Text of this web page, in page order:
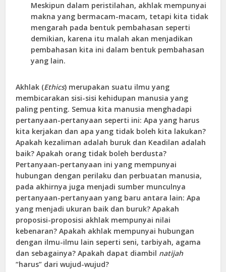
Meskipun dalam peristilahan, akhlak mempunyai
makna yang bermacam-macam, tetapi kita tidak
mengarah pada bentuk pembahasan seperti
demikian, karena itu malah akan menjadikan
pembahasan kita ini dalam bentuk pembahasan
yang lain.
Akhlak (Ethics) merupakan suatu ilmu yang
membicarakan sisi-sisi kehidupan manusia yang
paling penting. Semua kita manusia menghadapi
pertanyaan-pertanyaan seperti ini: Apa yang harus
kita kerjakan dan apa yang tidak boleh kita lakukan?
Apakah kezaliman adalah buruk dan Keadilan adalah
baik? Apakah orang tidak boleh berdusta?
Pertanyaan-pertanyaan ini yang mempunyai
hubungan dengan perilaku dan perbuatan manusia,
pada akhirnya juga menjadi sumber munculnya
pertanyaan-pertanyaan yang baru antara lain: Apa
yang menjadi ukuran baik dan buruk? Apakah
proposisi-proposisi akhlak mempunyai nilai
kebenaran? Apakah akhlak mempunyai hubungan
dengan ilmu-ilmu lain seperti seni, tarbiyah, agama
dan sebagainya? Apakah dapat diambil natijah
“harus” dari wujud-wujud?